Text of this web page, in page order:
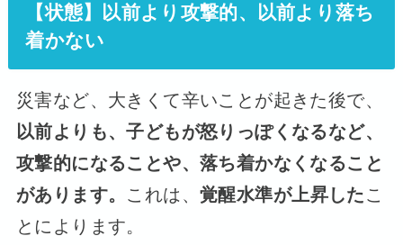
【状態】以前より攻撃的、以前より落ち
着かない
災害など、大きくて辛いことが起きた後で、
以前よりも、子どもが怒りっぽくなるなど、
攻撃的になることや、落ち着かなくなること
があります。 これは、覚醒水準が上昇したこ
とによります。